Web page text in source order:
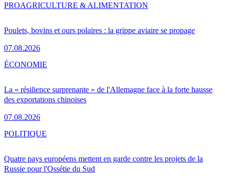
Poulets, bovins et ours polaires : la grippe aviaire se propage
07.08.2026
PROAGRICULTURE & ALIMENTATION
La « résilience surprenante » de l'Allemagne face à la forte hausse
des exportations chinoises
07.08.2026
ÉCONOMIE
Quatre pays européens mettent en garde contre les projets de la
Russie pour l'Ossétie du Sud
POLITIQUE